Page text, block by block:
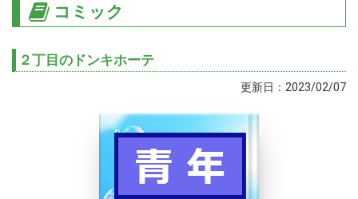
コミック
２丁目のドンキホーテ
更新日：2023/02/07